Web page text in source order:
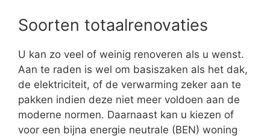
Soorten totaalrenovaties
U kan zo veel of weinig renoveren als u wenst.
Aan te raden is wel om basiszaken als het dak,
de elektriciteit, of de verwarming zeker aan te
pakken indien deze niet meer voldoen aan de
moderne normen. Daarnaast kan u kiezen of
voor een bijna energie neutrale (BEN) woning